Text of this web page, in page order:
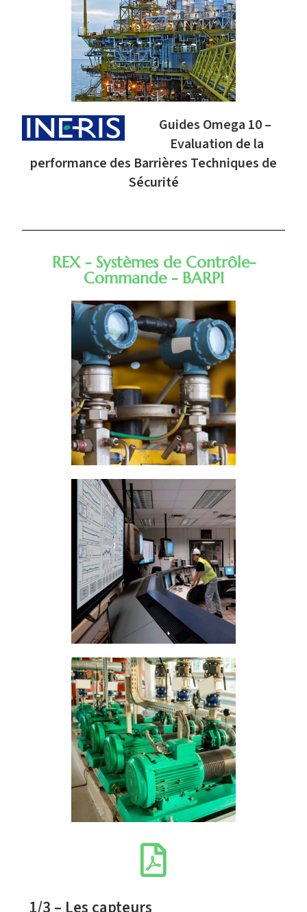
Guides Omega 10 –
Evaluation de la
performance des Barrières Techniques de
Sécurité
REX - Systèmes de Contrôle-
Commande - BARPI